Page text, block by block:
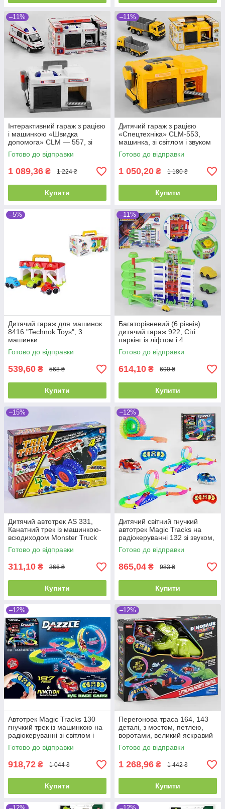
–11%
Інтерактивний гараж з рацією
і машинкою «Швидка
допомога» CLM — 557, зі
світлом і звуком
Готово до відправки
1 089,36 ₴ 1 224 ₴
Купити
–11%
Дитячий гараж з рацією
«Спецтехніка» CLM-553,
машинка, зі світлом і звуком
Готово до відправки
1 050,20 ₴ 1 180 ₴
Купити
–5%
Дитячий гараж для машинок
8416 "Technok Toys", 3
машинки
Готово до відправки
539,60 ₴ 568 ₴
Купити
–11%
Багаторівневий (6 рівнів)
дитячий гараж 922, Сіті
паркінг із ліфтом і 4
машинками
Готово до відправки
614,10 ₴ 690 ₴
Купити
–15%
Дитячий автотрек AS 331,
Канатний трек із машинкою-
всюдиходом Monster Truck
Готово до відправки
311,10 ₴ 366 ₴
Купити
–12%
Дитячий світний гнучкий
автотрек Magic Tracks на
радіокеруванні 132 зі звуком,
довжина траси 348 см
Готово до відправки
865,04 ₴ 983 ₴
Купити
–12%
Автотрек Magic Tracks 130
гнучкий трек із машинкою на
радіокеруванні зі світлом і
звуками, 187 ел, довжина 425
см
Готово до відправки
918,72 ₴ 1 044 ₴
Купити
–12%
Перегонова траса 164, 143
деталі, з мостом, петлею,
воротами, великий яскравий
динозавр, ефектна підсвітка
й пара
Готово до відправки
1 268,96 ₴ 1 442 ₴
Купити